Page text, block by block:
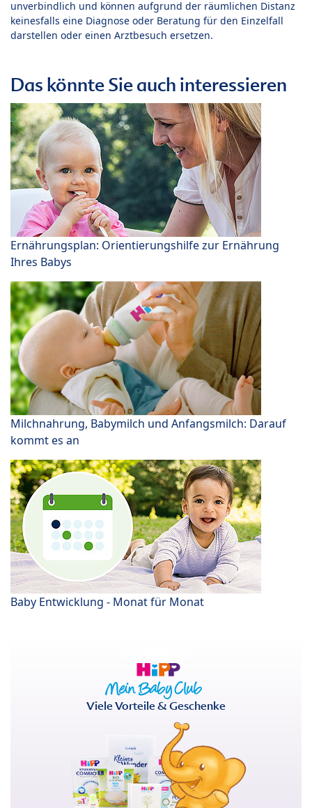
unverbindlich und können aufgrund der räumlichen Distanz
keinesfalls eine Diagnose oder Beratung für den Einzelfall
darstellen oder einen Arztbesuch ersetzen.
Das könnte Sie auch interessieren
Ernährungsplan: Orientierungshilfe zur Ernährung
Ihres Babys
Milchnahrung, Babymilch und Anfangsmilch: Darauf
kommt es an
Baby Entwicklung - Monat für Monat
Viele Vorteile & Geschenke